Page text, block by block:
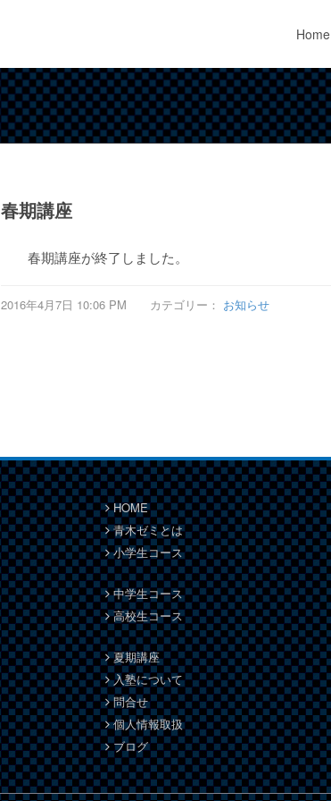
Home
春期講座
春期講座が終了しました。
2016年4月7日 10:06 PM カテゴリー： お知らせ
HOME
青木ゼミとは
小学生コース
中学生コース
高校生コース
夏期講座
入塾について
問合せ
個人情報取扱
ブログ